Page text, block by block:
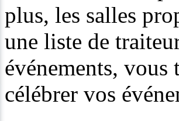
plus, les salles
une liste de
événements,
célébrer vos